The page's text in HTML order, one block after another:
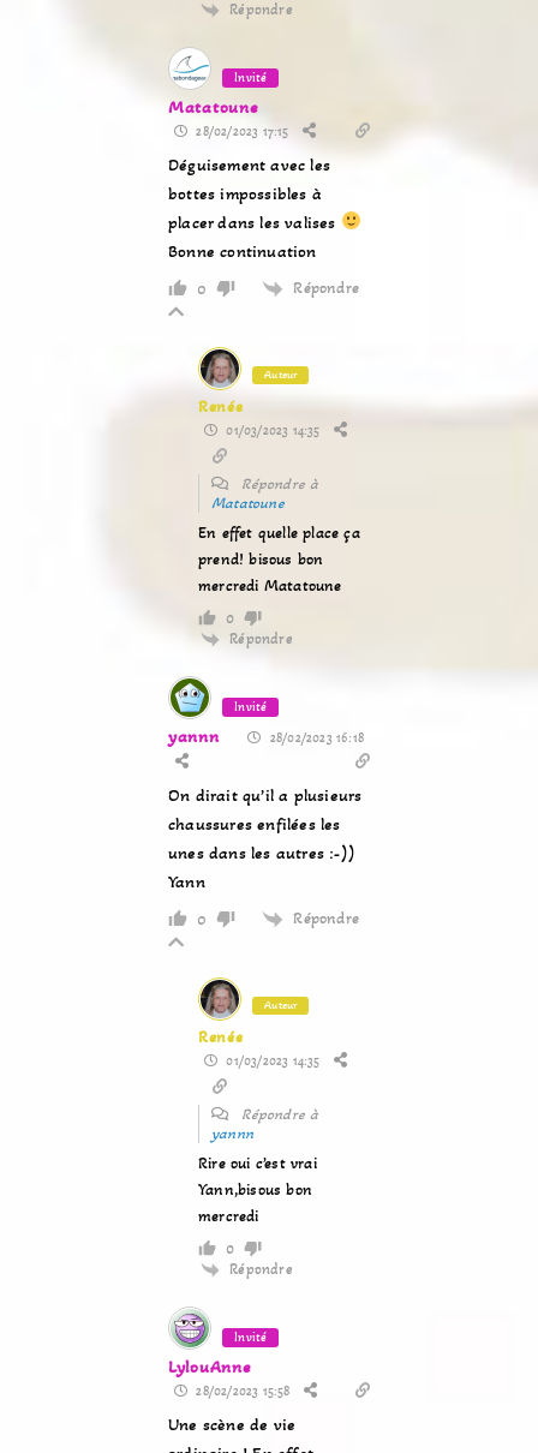
Répondre
Invité
Matatoune
28/02/2023 17:15
Déguisement avec les
bottes impossibles à
placer dans les valises
Bonne continuation
0 Répondre
Auteur
Renée
01/03/2023 14:35
Répondre à
Matatoune
En effet quelle place ça
prend! bisous bon
mercredi Matatoune
0
Répondre
Invité
yannn 28/02/2023 16:18
On dirait qu’il a plusieurs
chaussures enfilées les
unes dans les autres :-))
Yann
0 Répondre
Auteur
Renée
01/03/2023 14:35
Répondre à
yannn
Rire oui c’est vrai
Yann,bisous bon
mercredi
0
Répondre
Invité
LylouAnne
28/02/2023 15:58
Une scène de vie